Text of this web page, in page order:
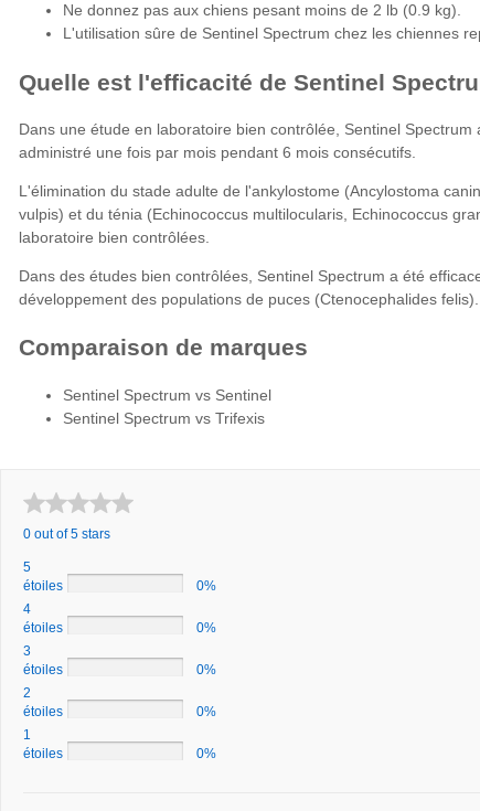
Ne donnez pas aux chiens pesant moins de 2 lb (0.9 kg).
L'utilisation sûre de Sentinel Spectrum chez les chiennes
Quelle est l'efficacité de Sentinel
Dans une étude en laboratoire bien contrôlée, Sentinel
administré une fois par mois pendant 6 mois consécutifs.
L'élimination du stade adulte de l'ankylostome (Ancylostoma
vulpis) et du ténia (Echinococcus multilocularis, Echinococcus
laboratoire bien contrôlées.
Dans des études bien contrôlées, Sentinel Spectrum a été
développement des populations de puces (Ctenocephalides felis).
Comparaison de marques
Sentinel Spectrum vs Sentinel
Sentinel Spectrum vs Trifexis
0 out of 5 stars
5
étoiles
0%
4
étoiles
0%
3
étoiles
0%
2
étoiles
0%
1
étoiles
0%